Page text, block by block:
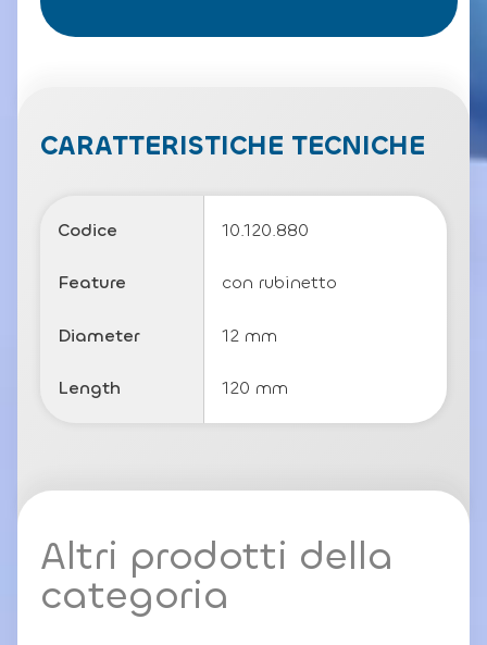
c
y
li
CARATTERISTICHE TECNICHE
Codice 10.120.880
Feature con rubinetto
Diameter 12 mm
Length 120 mm
Altri prodotti della
categoria